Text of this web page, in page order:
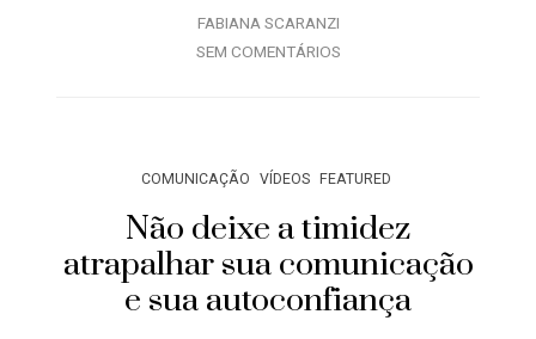
FABIANA SCARANZI
SEM COMENTÁRIOS
COMUNICAÇÃO VÍDEOS FEATURED
Não deixe a timidez
atrapalhar sua comunicação
e sua autoconfiança